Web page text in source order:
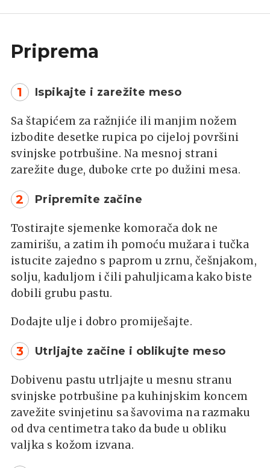
Priprema
1 Ispikajte i zarežite meso
Sa štapićem za ražnjiće ili manjim nožem
izbodite desetke rupica po cijeloj površini
svinjske potrbušine. Na mesnoj strani
zarežite duge, duboke crte po dužini mesa.
2 Pripremite začine
Tostirajte sjemenke komorača dok ne
zamirišu, a zatim ih pomoću mužara i tučka
istucite zajedno s paprom u zrnu, češnjakom,
solju, kaduljom i čili pahuljicama kako biste
dobili grubu pastu.
Dodajte ulje i dobro promiješajte.
3 Utrljajte začine i oblikujte meso
Dobivenu pastu utrljajte u mesnu stranu
svinjske potrbušine pa kuhinjskim koncem
zavežite svinjetinu sa šavovima na razmaku
od dva centimetra tako da bude u obliku
valjka s kožom izvana.